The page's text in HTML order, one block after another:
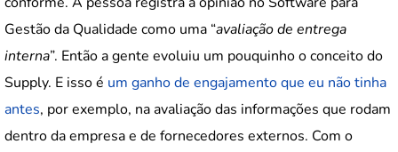
Gestão da Qualidade como uma “avaliação de entrega
interna”. Então a gente evoluiu um pouquinho o conceito do
Supply. E isso é um ganho de engajamento que eu não tinha
antes, por exemplo, na avaliação das informações que rodam
dentro da empresa e de fornecedores externos. Com o